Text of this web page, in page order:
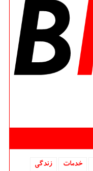
خدمات
زندگی